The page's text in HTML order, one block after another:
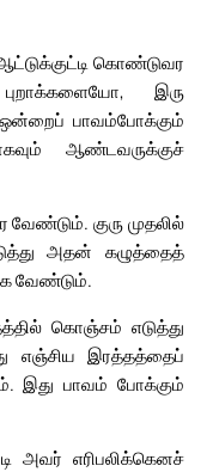
கொண்டுவர
இரு
பாவம்போக்கும்
ஆண்டவருக்குச்
குரு முதலில்
அதன் கழுத்தைத்
வேண்டும்.
கொஞ்சம் எடுத்து
எஞ்சிய இரத்தத்தைப்
இது பாவம் போக்கும்
அவர் எரிபலிக்கெனச்